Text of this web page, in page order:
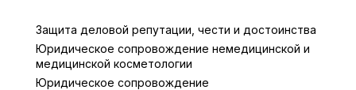
Защита деловой репутации, чести и достоинства
Юридическое сопровождение немедицинской и
медицинской косметологии
Юридическое сопровождение